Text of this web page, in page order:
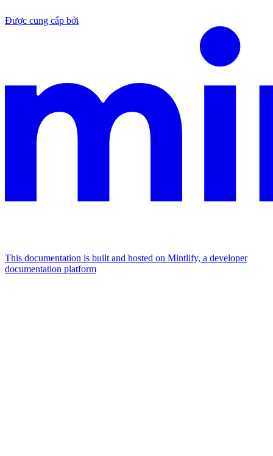
Được cung cấp bởi
This documentation is built and hosted on Mintlify, a developer
documentation platform